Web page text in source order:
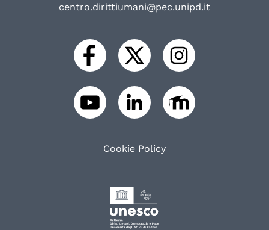
centro.dirittiumani@pec.unipd.it
Cookie Policy